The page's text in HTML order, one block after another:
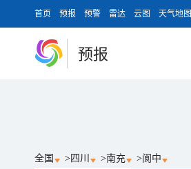
首页 预报 预警 雷达 云图 天气地图
预报
全国 > 四川 >南充 >阆中